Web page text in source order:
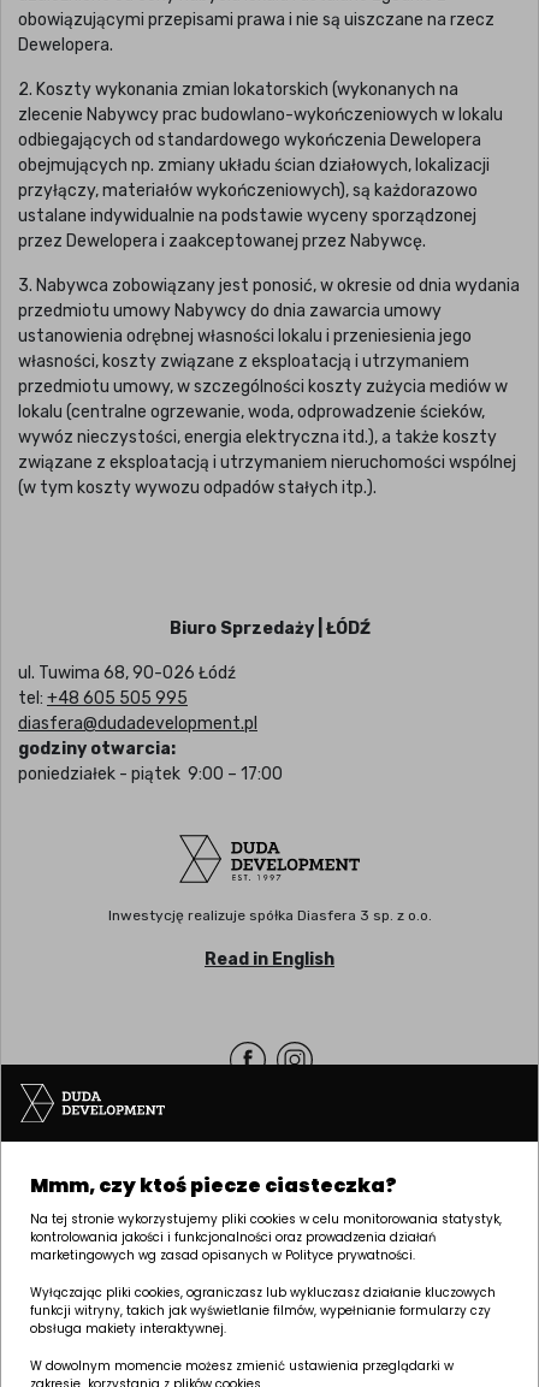
obowiązującymi przepisami prawa i nie są uiszczane na rzecz
Dewelopera.
2. Koszty wykonania zmian lokatorskich (wykonanych na
zlecenie Nabywcy prac budowlano-wykończeniowych w lokalu
odbiegających od standardowego wykończenia Dewelopera
obejmujących np. zmiany układu ścian działowych, lokalizacji
przyłączy, materiałów wykończeniowych), są każdorazowo
ustalane indywidualnie na podstawie wyceny sporządzonej
przez Dewelopera i zaakceptowanej przez Nabywcę.
3. Nabywca zobowiązany jest ponosić, w okresie od dnia wydania
przedmiotu umowy Nabywcy do dnia zawarcia umowy
ustanowienia odrębnej własności lokalu i przeniesienia jego
własności, koszty związane z eksploatacją i utrzymaniem
przedmiotu umowy, w szczególności koszty zużycia mediów w
lokalu (centralne ogrzewanie, woda, odprowadzenie ścieków,
wywóz nieczystości, energia elektryczna itd.), a także koszty
związane z eksploatacją i utrzymaniem nieruchomości wspólnej
(w tym koszty wywozu odpadów stałych itp.).
Biuro Sprzedaży | ŁÓDŹ
ul. Tuwima 68, 90-026 Łódź
tel: +48 605 505 995
diasfera@dudadevelopment.pl
godziny otwarcia:
poniedziałek - piątek 9:00 – 17:00
Inwestycję realizuje spółka Diasfera 3 sp. z o.o.
Read in English
Siedziba | POZNAŃ
ul. Palacza 144, 60-278 Poznań
tel: +48 61 646 84 44
biuro@dudadevelopment.pl
marketing@dudadevelopment.pl
Mmm, czy ktoś piecze ciasteczka?
Na tej stronie wykorzystujemy pliki cookies w celu monitorowania statystyk,
kontrolowania jakości i funkcjonalności oraz prowadzenia działań
marketingowych wg zasad opisanych w Polityce prywatności.
Wyłączając pliki cookies, ograniczasz lub wykluczasz działanie kluczowych
funkcji witryny, takich jak wyświetlanie filmów, wypełnianie formularzy czy
obsługa makiety interaktywnej.
W dowolnym momencie możesz zmienić ustawienia przeglądarki w